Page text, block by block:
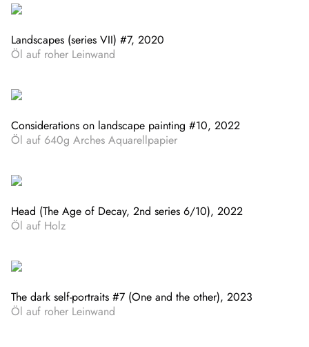
Landscapes (series VII) #7, 2020
Öl auf roher Leinwand
Considerations on landscape painting #10, 2022
Öl auf 640g Arches Aquarellpapier
Head (The Age of Decay, 2nd series 6/10), 2022
Öl auf Holz
The dark self-portraits #7 (One and the other), 2023
Öl auf roher Leinwand